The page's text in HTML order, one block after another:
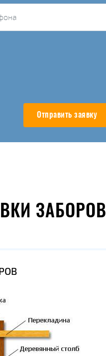
Отправить заявку
ЗАБОРОВ